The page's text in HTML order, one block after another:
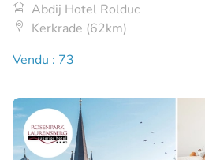
Abdij Hotel Rolduc
Kerkrade (62km)
Vendu : 73